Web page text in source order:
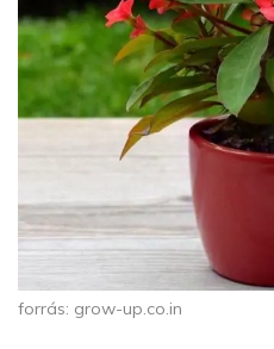
forrás: grow-up.co.in